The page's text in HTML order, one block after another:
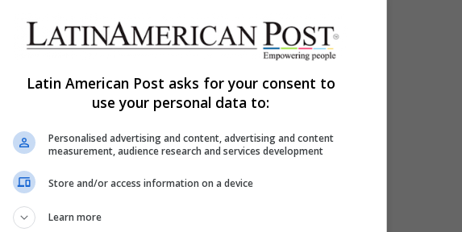
según el informe final de la Comisión
atravesada por distintos procesos hostiles.
este año para analizar la crisis que vivía el país
de carteles del narcotráfico en Cali y Medellín;
la guerrilla del M-19; un asedio violento de
de un recrudecimiento del exterminio del
Latin American Post asks for your consent to
use your personal data to:
Personalised advertising and content, advertising and content
measurement, audience research and services development
Store and/or access information on a device
Learn more